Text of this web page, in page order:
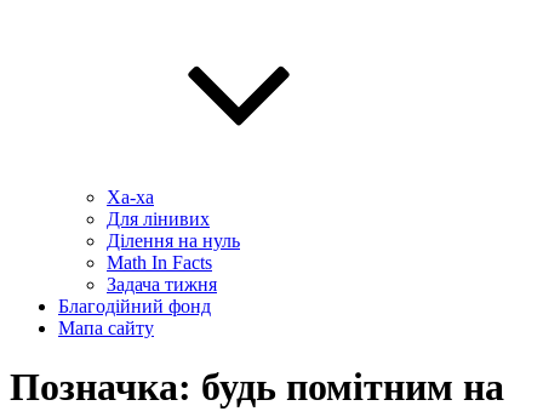
Ха-ха
Для лінивих
Ділення на нуль
Math In Facts
Задача тижня
Благодійний фонд
Мапа сайту
Позначка: будь помітним на